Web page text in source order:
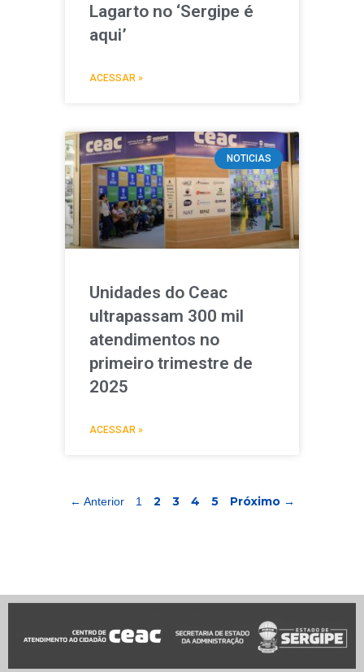
Lagarto no ‘Sergipe é
aqui’
ACESSAR »
NOTICIAS
Unidades do Ceac
ultrapassam 300 mil
atendimentos no
primeiro trimestre de
2025
ACESSAR »
← Anterior 1 2 3 4 5 Próximo →